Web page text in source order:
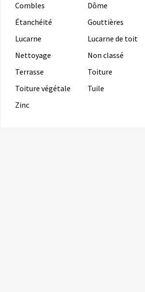
Combles
Dôme
Étanchéité
Gouttières
Lucarne
Lucarne de toit
Nettoyage
Non classé
Terrasse
Toiture
Toiture végétale
Tuile
Zinc